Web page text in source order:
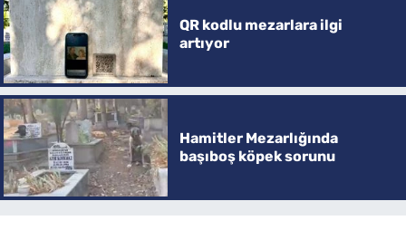
QR kodlu mezarlara ilgi
artıyor
Hamitler Mezarlığında
başıboş köpek sorunu